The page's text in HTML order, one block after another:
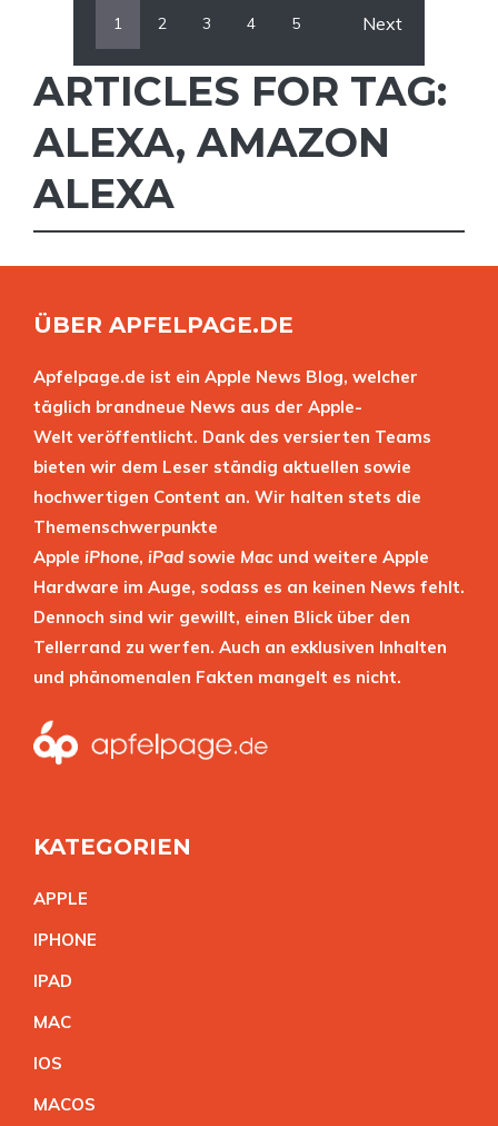
1 2 3 4 5 Next
ARTICLES FOR TAG:
ALEXA,AMAZON
ALEXA
ÜBER APFELPAGE.DE
Apfelpage.de ist ein Apple News Blog, welcher
täglich brandneue News aus der Apple-
Welt veröffentlicht. Dank des versierten Teams
bieten wir dem Leser ständig aktuellen sowie
hochwertigen Content an. Wir halten stets die
Themenschwerpunkte
Apple iPhone, iPad sowie Mac und weitere Apple
Hardware im Auge, sodass es an keinen News fehlt.
Dennoch sind wir gewillt, einen Blick über den
Tellerrand zu werfen. Auch an exklusiven Inhalten
und phänomenalen Fakten mangelt es nicht.
KATEGORIEN
APPLE
IPHONE
IPAD
MAC
IOS
MACOS